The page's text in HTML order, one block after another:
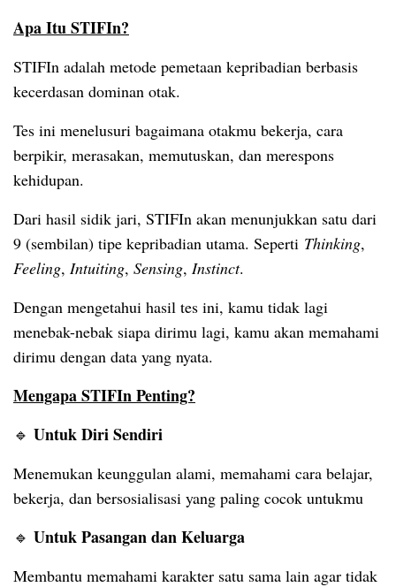
Apa Itu STIFIn?
STIFIn adalah metode pemetaan kepribadian berbasis
kecerdasan dominan otak.
Tes ini menelusuri bagaimana otakmu bekerja, cara
berpikir, merasakan, memutuskan, dan merespons
kehidupan.
Dari hasil sidik jari, STIFIn akan menunjukkan satu dari
9 (sembilan) tipe kepribadian utama. Seperti Thinking,
Feeling, Intuiting, Sensing, Instinct.
Dengan mengetahui hasil tes ini, kamu tidak lagi
menebak-nebak siapa dirimu lagi, kamu akan memahami
dirimu dengan data yang nyata.
Mengapa STIFIn Penting?
🔹 Untuk Diri Sendiri
Menemukan keunggulan alami, memahami cara belajar,
bekerja, dan bersosialisasi yang paling cocok untukmu
🔹 Untuk Pasangan dan Keluarga
Membantu memahami karakter satu sama lain agar tidak